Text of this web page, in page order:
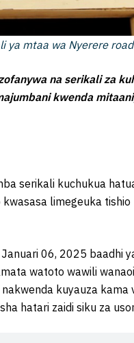
ya mtaa wa Nyerere
na serikali za
kwenda
serikali kuchukua
limegeuka
06, 2025 baadhi
watoto wawili
kuyauza
hatari zaidi siku za